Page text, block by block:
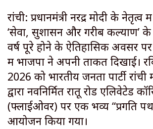
रांची: प्रधानमंत्री नरेंद्र मोदी के
‘सेवा, सुशासन और गरीब कल्याण’
वर्ष पूरे होने के ऐतिहासिक अवसर पर
में भाजपा ने अपनी ताकत दिखाई।
2026 को भारतीय जनता पार्टी रांची
द्वारा नवनिर्मित रातू रोड एलिवेटेड
(फ्लाईओवर) पर एक भव्य “प्रगति पथ
आयोजन किया गया।